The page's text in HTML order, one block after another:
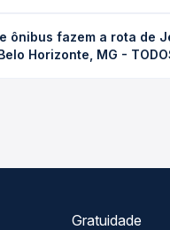
exata de cada
MG - TODOS custa em
a data da viagem, a
ônibus fazem a rota de
Horizonte, MG -
Gratuidade